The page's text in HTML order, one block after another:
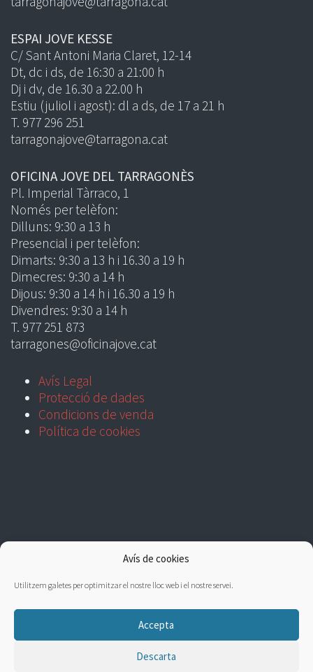
Avís de cookies
Utilitzem galetes per optimitzar el nostre lloc web i el nostre servei.
Accepta
Descarta
ESPAI JOVE KESSE
C/ Sant Antoni Maria Claret, 12-14
Dt, dc i ds, de 16:30 a 21:00 h
Dj i dv, de 16.30 a 22.00 h
Estiu (juliol i agost): dl a ds, de 17 a 21 h
T. 977 296 251
tarragonajove@tarragona.cat
OFICINA JOVE DEL TARRAGONÈS
Pl. Imperial Tàrraco, 1
Només per telèfon:
Dilluns: 9:30 a 13 h
Presencial i per telèfon:
Dimarts: 9:30 a 13 h i 16.30 a 19 h
Dimecres: 9:30 a 14 h
Dijous: 9:30 a 14 h i 16.30 a 19 h
Divendres: 9:30 a 14 h
T. 977 251 873
tarragones@oficinajove.cat
Avís Legal
Protecció de dades
Condicions de venda
Política de cookies